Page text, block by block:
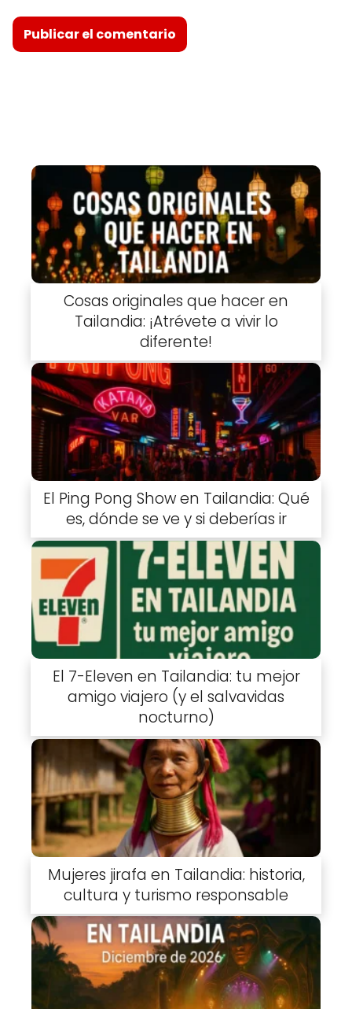
Cosas originales que hacer en
Tailandia: ¡Atrévete a vivir lo
diferente!
El Ping Pong Show en Tailandia: Qué
es, dónde se ve y si deberías ir
El 7-Eleven en Tailandia: tu mejor
amigo viajero (y el salvavidas
nocturno)
Mujeres jirafa en Tailandia: historia,
cultura y turismo responsable